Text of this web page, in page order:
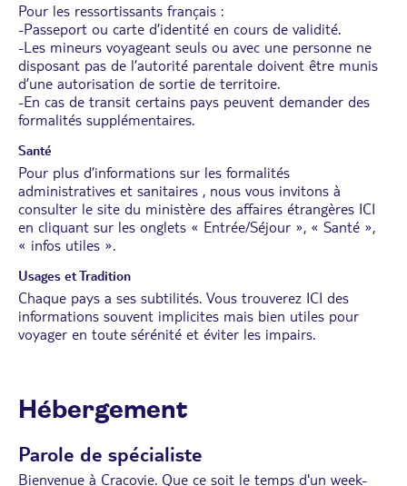
Pour les ressortissants français :
-Passeport ou carte d’identité en cours de validité.
-Les mineurs voyageant seuls ou avec une personne ne
disposant pas de l’autorité parentale doivent être munis
d’une autorisation de sortie de territoire.
-En cas de transit certains pays peuvent demander des
formalités supplémentaires.
Santé
Pour plus d’informations sur les formalités
administratives et sanitaires , nous vous invitons à
consulter le site du ministère des affaires étrangères ICI
en cliquant sur les onglets « Entrée/Séjour », « Santé »,
« infos utiles ».
Usages et Tradition
Chaque pays a ses subtilités. Vous trouverez ICI des
informations souvent implicites mais bien utiles pour
voyager en toute sérénité et éviter les impairs.
Hébergement
Parole de spécialiste
Bienvenue à Cracovie. Que ce soit le temps d'un week-